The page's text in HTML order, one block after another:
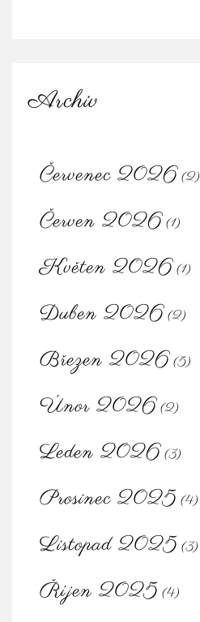
Archiv
Červenec 2026 (2)
Červen 2026 (1)
Květen 2026 (1)
Duben 2026 (2)
Březen 2026 (5)
Únor 2026 (2)
Leden 2026 (3)
Prosinec 2025 (4)
Listopad 2025 (3)
Říjen 2025 (4)